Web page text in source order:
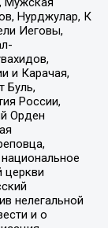
Нурджулар, К
Иеговы,
и Карачая,
Буль,
России,
Орден
церкви
нелегальной
и о